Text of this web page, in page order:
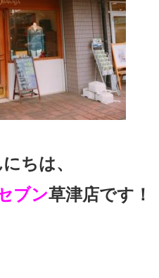
ちは、
ブン草津店です！